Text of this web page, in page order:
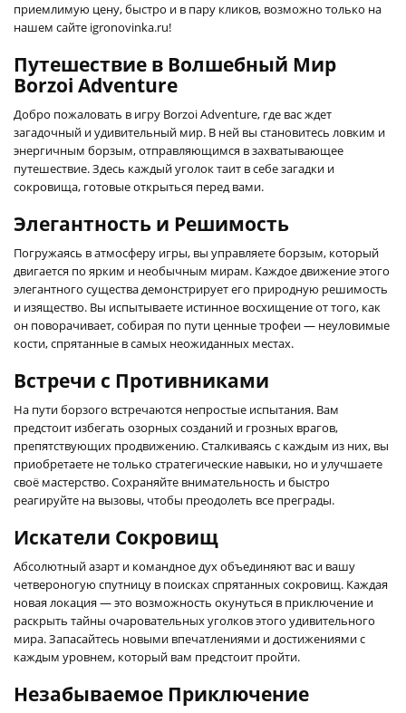
приемлимую цену, быстро и в пару кликов, возможно только на
нашем сайте igronovinka.ru!
Путешествие в Волшебный Мир
Borzoi Adventure
Добро пожаловать в игру Borzoi Adventure, где вас ждет
загадочный и удивительный мир. В ней вы становитесь ловким и
энергичным борзым, отправляющимся в захватывающее
путешествие. Здесь каждый уголок таит в себе загадки и
сокровища, готовые открыться перед вами.
Элегантность и Решимость
Погружаясь в атмосферу игры, вы управляете борзым, который
двигается по ярким и необычным мирам. Каждое движение этого
элегантного существа демонстрирует его природную решимость
и изящество. Вы испытываете истинное восхищение от того, как
он поворачивает, собирая по пути ценные трофеи — неуловимые
кости, спрятанные в самых неожиданных местах.
Встречи с Противниками
На пути борзого встречаются непростые испытания. Вам
предстоит избегать озорных созданий и грозных врагов,
препятствующих продвижению. Сталкиваясь с каждым из них, вы
приобретаете не только стратегические навыки, но и улучшаете
своё мастерство. Сохраняйте внимательность и быстро
реагируйте на вызовы, чтобы преодолеть все преграды.
Искатели Сокровищ
Абсолютный азарт и командное дух объединяют вас и вашу
четвероногую спутницу в поисках спрятанных сокровищ. Каждая
новая локация — это возможность окунуться в приключение и
раскрыть тайны очаровательных уголков этого удивительного
мира. Запасайтесь новыми впечатлениями и достижениями с
каждым уровнем, который вам предстоит пройти.
Незабываемое Приключение